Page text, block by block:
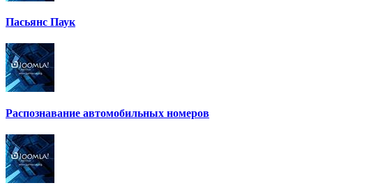
Пасьянс Паук
Распознавание автомобильных номеров